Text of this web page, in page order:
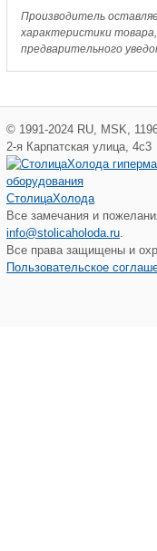
трубки(пр.
класс
0802708351)
Производитель
характеристики
предварительного
© 1991-2024 RU MSK
2-я Карпатская улица, 4с3
СтолицаХолода
Все замечания и
info@stolicaholoda.ru
Все права защищены и
Пользовательское